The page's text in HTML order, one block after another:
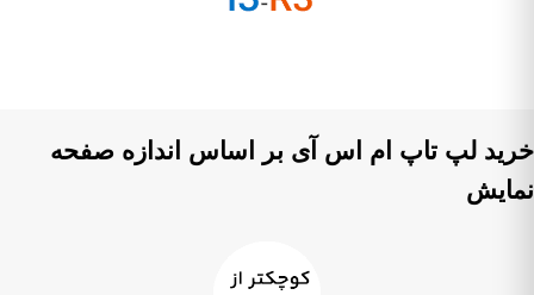
لپ تاپ ام اس آی بر اساس اندازه صفحه